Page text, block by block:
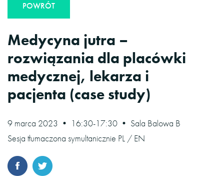
POWRÓT
Medycyna jutra –
rozwiązania dla placówki
medycznej, lekarza i
pacjenta (case study)
9 marca 2023 • 16:30-17:30 • Sala Balowa B
Sesja tłumaczona symultanicznie PL / EN